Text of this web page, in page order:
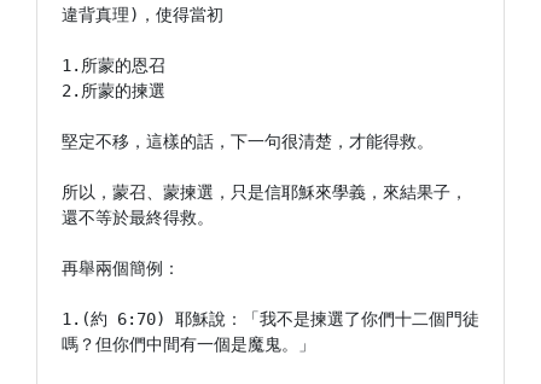
違背真理)，使得當初
1.所蒙的恩召
2.所蒙的揀選
堅定不移，這樣的話，下一句很清楚，才能得救。
所以，蒙召、蒙揀選，只是信耶穌來學義，來結果子，
還不等於最終得救。
再舉兩個簡例：
1.(約 6:70) 耶穌說：「我不是揀選了你們十二個門徒
嗎？但你們中間有一個是魔鬼。」